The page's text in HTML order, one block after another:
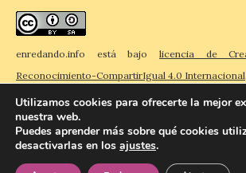
los 80 y 90 para el 16 de
agosto en la Plaza Mayor.
6 Ago 2026
Se celebrará el próximo
domingo 16 de agosto, a
partir de las 23:00 horas,
en la Plaza Mayor de la
ciudad. El Salón de Plenos
del Ayuntamiento de La Bañeza ha
enredando.info está bajo licencia de
Reconocimiento-CompartirIgual 4.0 Internacional
© 2026 Enredando Política de privacidad
Utilizamos cookies para ofrecerte la mejor
nuestra web.
Puedes aprender más sobre qué cookies
desactivarlas en los ajustes.